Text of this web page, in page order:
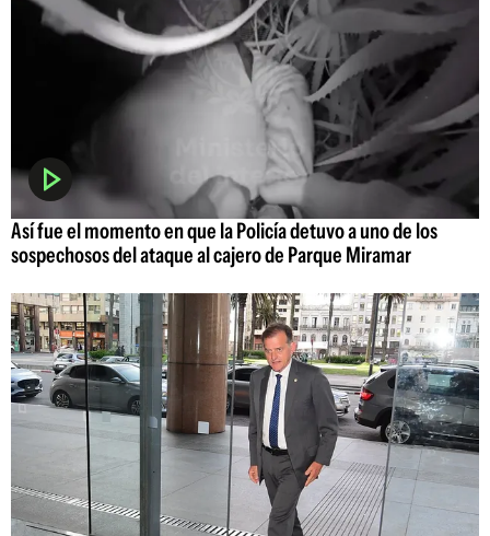
Así fue el momento en que la Policía detuvo a uno de los
sospechosos del ataque al cajero de Parque Miramar